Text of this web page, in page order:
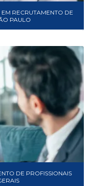
RECRUTAMENTO DE
PAULO
DE PROFISSIONAIS